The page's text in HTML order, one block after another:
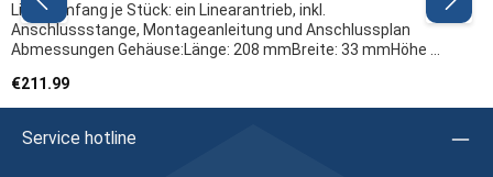
Lieferumfang je Stück: ein Linearantrieb, inkl.
Anschlussstange, Montageanleitung und Anschlussplan
Abmessungen Gehäuse:Länge: 208 mmBreite: 33 mmHöhe 80
Automatisierung der GEZE Oberlichtöffner OL 90 N, OL 95 und
OL 320zur natürlichen Lüftung im Fassadenbereichfür
einwärts öffnende KippflügelAutomatisierung von
Lamellenfensternzur Rahmenmontage an Holz-, Kunststoff-
Regular price:
€211.99
Service hotline